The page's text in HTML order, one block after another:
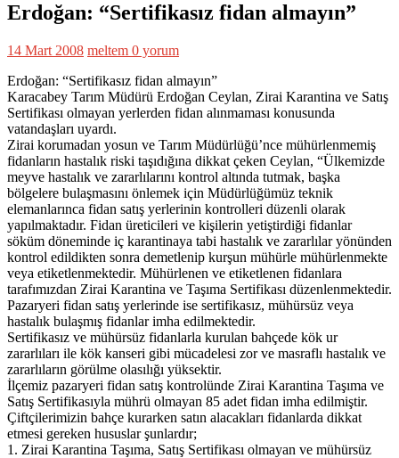
Erdoğan: “Sertifikasız fidan almayın”
14 Mart 2008 meltem 0 yorum
Erdoğan: “Sertifikasız fidan almayın”
Karacabey Tarım Müdürü Erdoğan Ceylan, Zirai Karantina ve Satış
Sertifikası olmayan yerlerden fidan alınmaması konusunda
vatandaşları uyardı.
Zirai korumadan yosun ve Tarım Müdürlüğü’nce mühürlenmemiş
fidanların hastalık riski taşıdığına dikkat çeken Ceylan, “Ülkemizde
meyve hastalık ve zararlılarını kontrol altında tutmak, başka
bölgelere bulaşmasını önlemek için Müdürlüğümüz teknik
elemanlarınca fidan satış yerlerinin kontrolleri düzenli olarak
yapılmaktadır. Fidan üreticileri ve kişilerin yetiştirdiği fidanlar
söküm döneminde iç karantinaya tabi hastalık ve zararlılar yönünden
kontrol edildikten sonra demetlenip kurşun mühürle mühürlenmekte
veya etiketlenmektedir. Mühürlenen ve etiketlenen fidanlara
tarafımızdan Zirai Karantina ve Taşıma Sertifikası düzenlenmektedir.
Pazaryeri fidan satış yerlerinde ise sertifikasız, mühürsüz veya
hastalık bulaşmış fidanlar imha edilmektedir.
Sertifikasız ve mühürsüz fidanlarla kurulan bahçede kök ur
zararlıları ile kök kanseri gibi mücadelesi zor ve masraflı hastalık ve
zararlıların görülme olasılığı yüksektir.
İlçemiz pazaryeri fidan satış kontrolünde Zirai Karantina Taşıma ve
Satış Sertifikasıyla mührü olmayan 85 adet fidan imha edilmiştir.
Çiftçilerimizin bahçe kurarken satın alacakları fidanlarda dikkat
etmesi gereken hususlar şunlardır;
1. Zirai Karantina Taşıma, Satış Sertifikası olmayan ve mühürsüz